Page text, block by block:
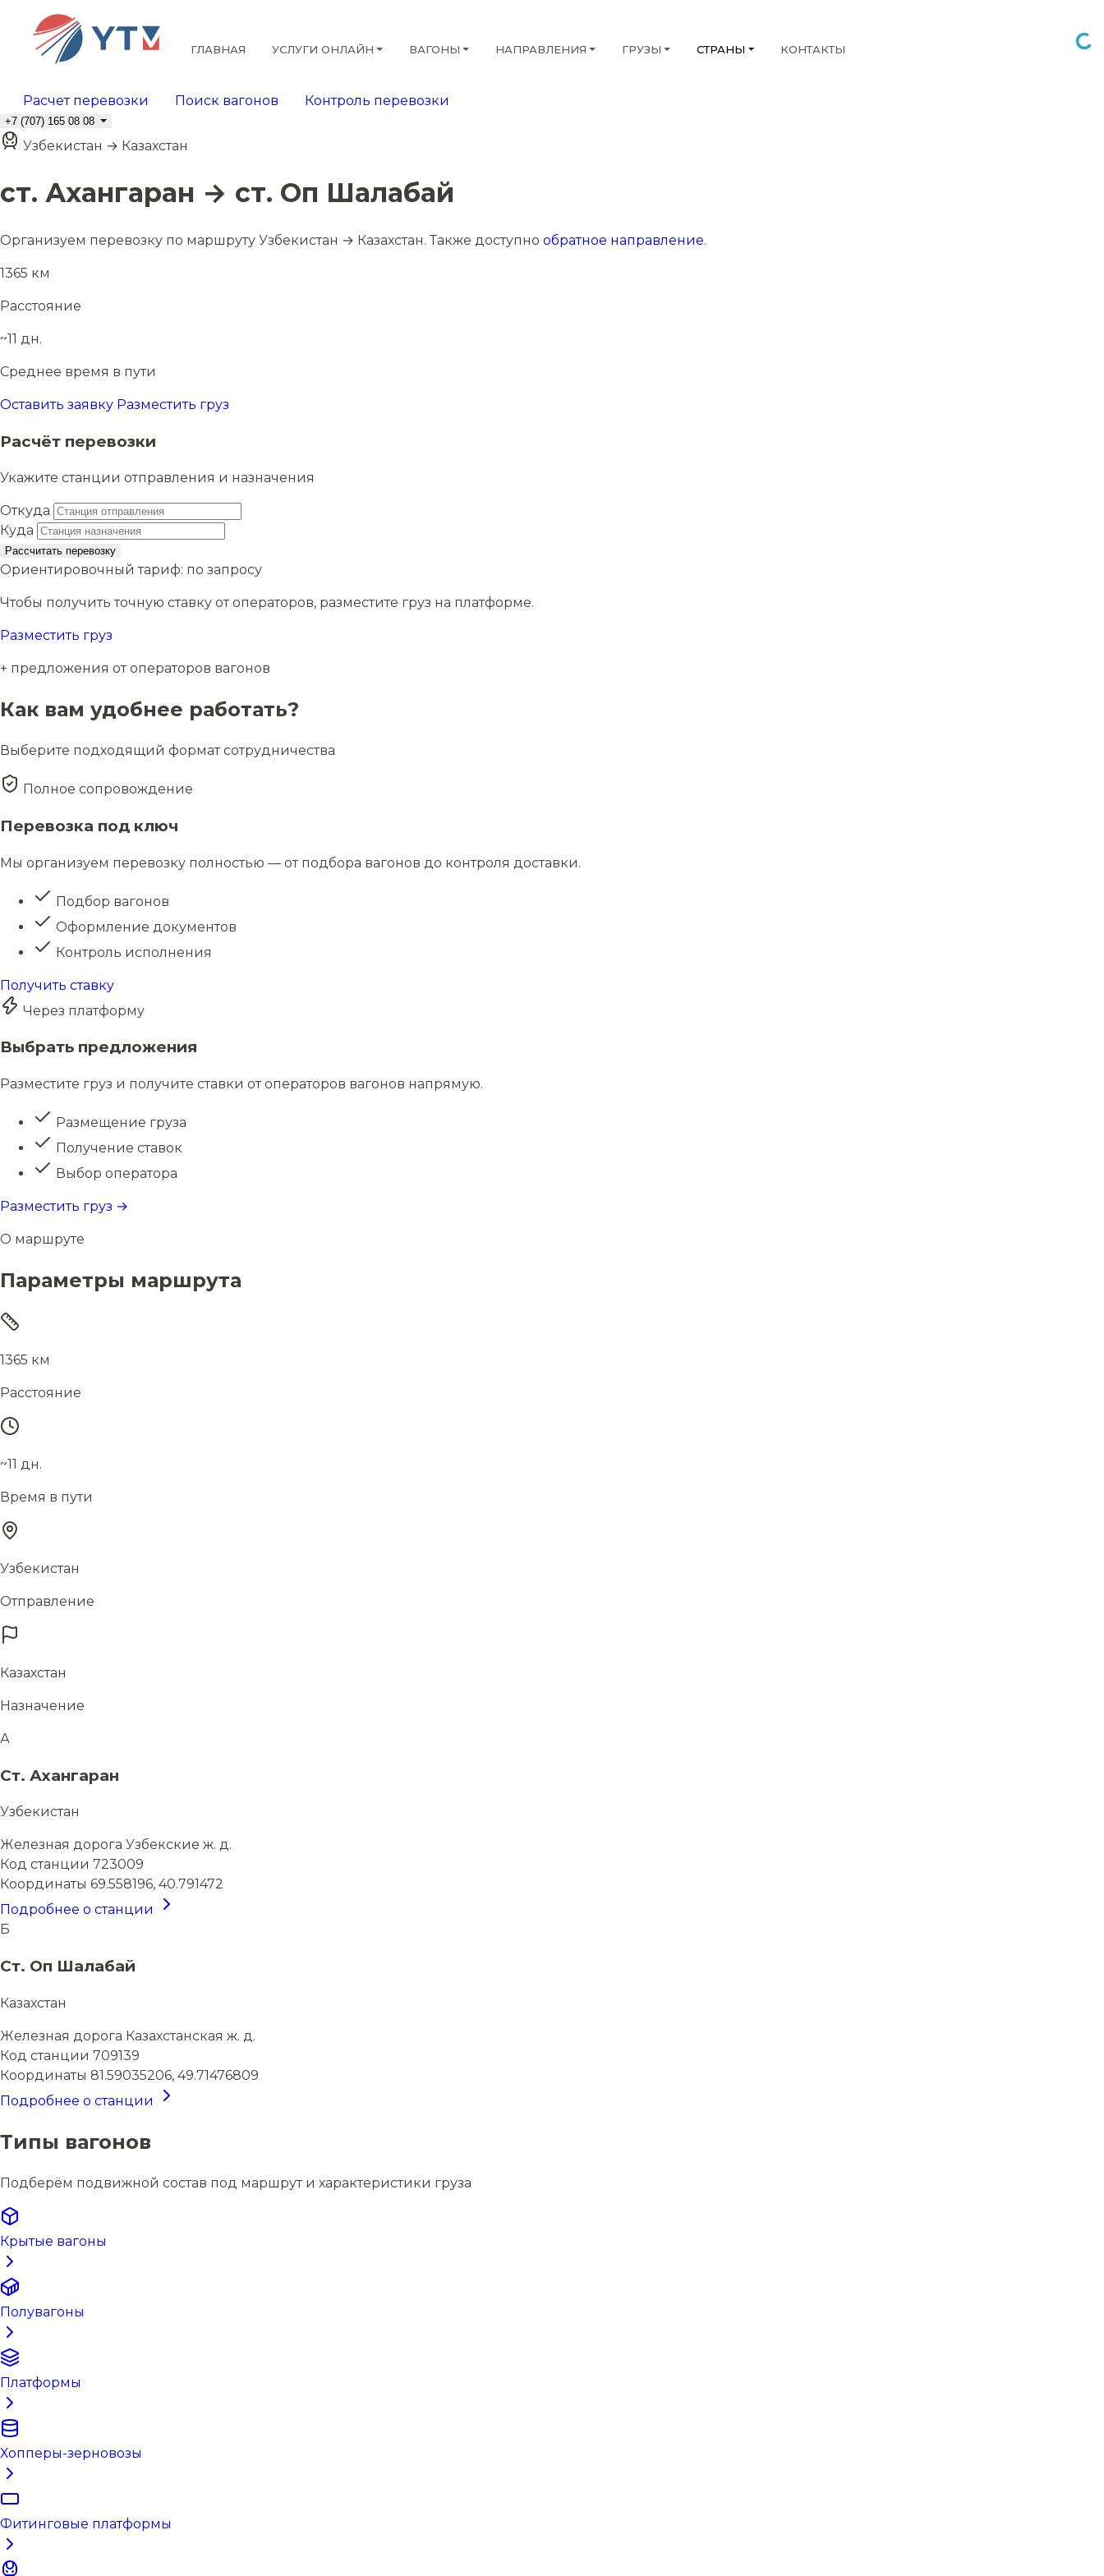
ГЛАВНАЯ УСЛУГИ ОНЛАЙН ВАГОНЫ НАПРАВЛЕНИЯ ГРУЗЫ СТРАНЫ КОНТАКТЫ
Расчет перевозки Поиск вагонов Контроль перевозки
+7 (707) 165 08 08
Узбекистан → Казахстан
ст. Ахангаран → ст. Оп Шалабай
Организуем перевозку по маршруту Узбекистан → Казахстан. Также доступно обратное направление.
1365 км
Расстояние
~11 дн.
Среднее время в пути
Оставить заявку Разместить груз
Расчёт перевозки
Укажите станции отправления и назначения
Откуда
Куда
Рассчитать перевозку
Ориентировочный тариф: по запросу
Чтобы получить точную ставку от операторов, разместите груз на платформе.
Разместить груз
+ предложения от операторов вагонов
Как вам удобнее работать?
Выберите подходящий формат сотрудничества
Полное сопровождение
Перевозка под ключ
Мы организуем перевозку полностью — от подбора вагонов до контроля доставки.
Подбор вагонов
Оформление документов
Контроль исполнения
Получить ставку
Через платформу
Выбрать предложения
Разместите груз и получите ставки от операторов вагонов напрямую.
Размещение груза
Получение ставок
Выбор оператора
Разместить груз →
О маршруте
Параметры маршрута
1365 км
Расстояние
~11 дн.
Время в пути
Узбекистан
Отправление
Казахстан
Назначение
А
Ст. Ахангаран
Узбекистан
Железная дорога Узбекские ж. д.
Код станции 723009
Координаты 69.558196, 40.791472
Подробнее о станции
Б
Ст. Оп Шалабай
Казахстан
Железная дорога Казахстанская ж. д.
Код станции 709139
Координаты 81.59035206, 49.71476809
Подробнее о станции
Типы вагонов
Подберём подвижной состав под маршрут и характеристики груза
Крытые вагоны
Полувагоны
Платформы
Хопперы-зерновозы
Фитинговые платформы